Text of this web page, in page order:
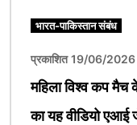
भारत-पाकिस्तान संबंध
प्रकाशित 19/06/
महिला विश्व कप मैच
का यह वीडियो